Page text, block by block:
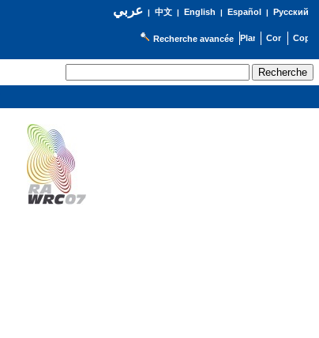
عربي| 中文| English | Español | Русский
Recherche avancée